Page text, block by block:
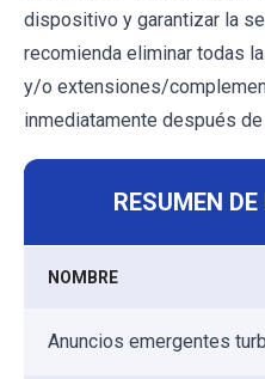
dispositivo y garantizar la
recomienda eliminar todas
y/o extensiones/
inmediatamente después
RESUMEN
NOMBRE
Anuncios emergentes